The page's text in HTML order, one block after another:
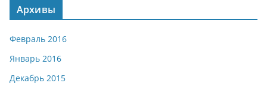
Архивы
Февраль 2016
Январь 2016
Декабрь 2015